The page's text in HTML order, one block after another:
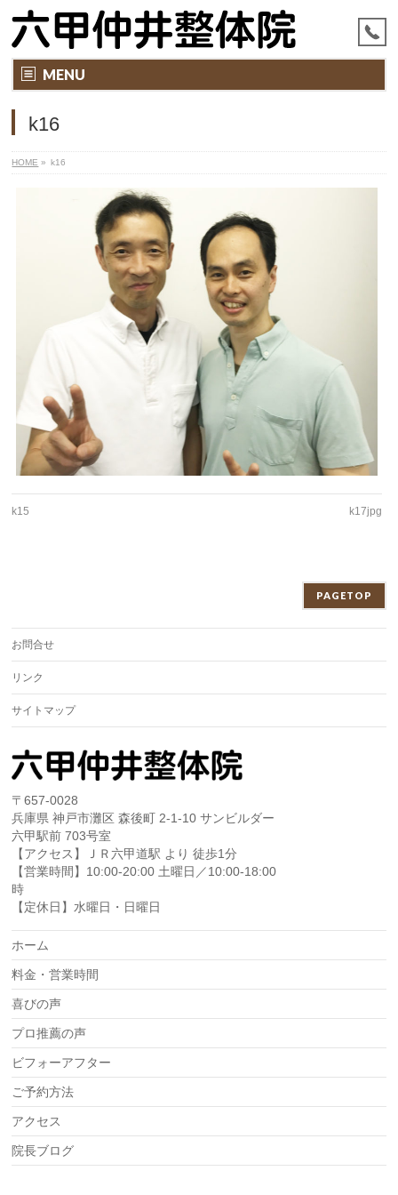
MENU
k16
HOME » k16
k15 k17jpg
PAGETOP
お問合せ
リンク
サイトマップ
〒657-0028
兵庫県 神戸市灘区 森後町 2-1-10 サンビルダー
六甲駅前 703号室
【アクセス】ＪＲ六甲道駅 より 徒歩1分
【営業時間】10:00-20:00 土曜日／10:00-18:00
時
【定休日】水曜日・日曜日
ホーム
料金・営業時間
喜びの声
プロ推薦の声
ビフォーアフター
ご予約方法
アクセス
院長ブログ